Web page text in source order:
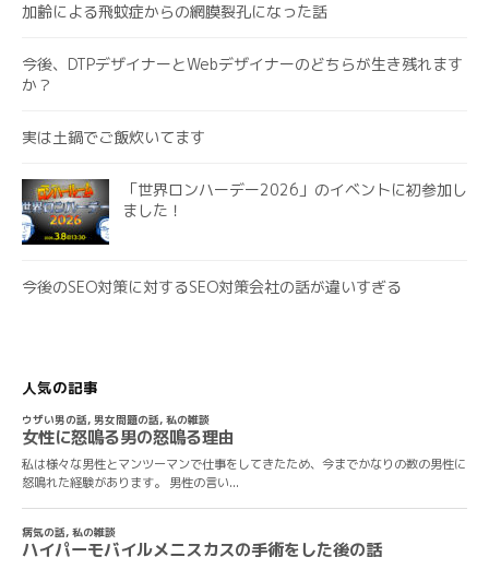
加齢による飛蚊症からの網膜裂孔になった話
今後、DTPデザイナーとWebデザイナーのどちらが生き残れます
か？
実は土鍋でご飯炊いてます
「世界ロンハーデー2026」のイベントに初参加し
ました！
今後のSEO対策に対するSEO対策会社の話が違いすぎる
人気の記事